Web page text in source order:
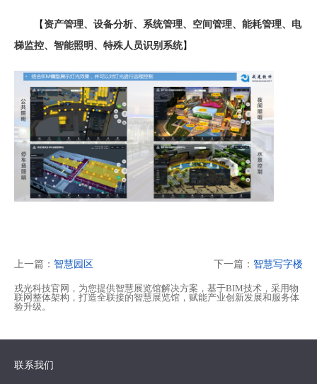
【资产管理、设备分析、系统管理、空间管理、能耗管理、电
梯监控、智能照明、特殊人员识别系统】
上一篇： 智慧园区 下一篇： 智慧写字楼
戎光科技官网，为您提供智慧展览馆解决方案，基于BIM技术，采用物
联网整体架构，打造全联接的智慧展览馆，赋能产业创新发展和服务体
验升级。
联系我们